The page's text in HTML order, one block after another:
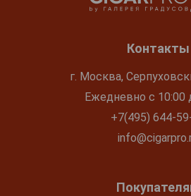
Контакты
г. Москва,
Ежедневно с 10:00
+7(495) 644-